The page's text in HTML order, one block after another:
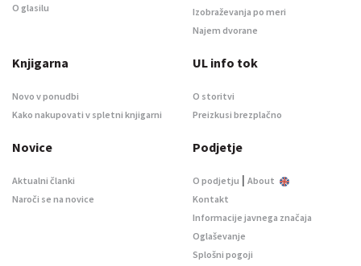
O glasilu
Izobraževanja po meri
Najem dvorane
Knjigarna
Novo v ponudbi
Kako nakupovati v spletni knjigarni
UL info tok
O storitvi
Preizkusi brezplačno
Novice
Aktualni članki
Naroči se na novice
Podjetje
O podjetju | About
Kontakt
Informacije javnega značaja
Oglaševanje
Splošni pogoji